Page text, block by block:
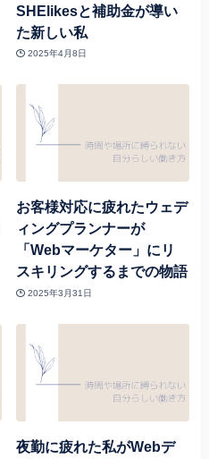
SHElikesと補助金が導い
た新しい私
2025年4月8日
お客様対応に疲れたウェデ
ィングプランナーが
「Webマーケター」にリ
スキリングするまでの物語
2025年3月31日
夜勤に疲れた私がWebデ